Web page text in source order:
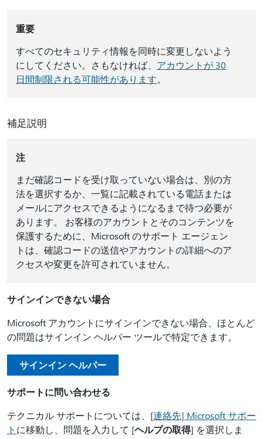
重要
すべてのセキュリティ情報を同時に変更しないよう
にしてください。さもなければ、 アカウントが 30
日間制限される可能性があります。
補足説明
注
まだ確認コードを受け取っていない場合は、別の方
法を選択するか、一覧に記載されている電話または
メールにアクセスできるようになるまで待つ必要が
あります。 お客様のアカウントとそのコンテンツを
保護するために、Microsoft のサポート エージェン
トは、確認コードの送信やアカウントの詳細へのア
クセスや変更を許可されていません。
サインインできない場合
Microsoft アカウントにサインインできない場合、ほとんど
の問題はサインイン ヘルパー ツールで特定できます。
サインイン ヘルパー
サポートに問い合わせる
テクニカル サポートについては、[連絡先] Microsoft サポー
ト に移動し、問題を入力して [ヘルプの取得] を選択しま